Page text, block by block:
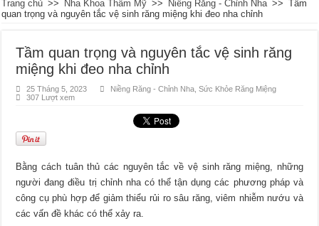
Trang chủ >> Nha Khoa Thẩm Mỹ >> Niềng Răng - Chỉnh Nha >> Tầm
quan trọng và nguyên tắc vệ sinh răng miệng khi đeo nha chỉnh
Tầm quan trọng và nguyên tắc vệ sinh răng
miệng khi đeo nha chỉnh
25 Tháng 5, 2023 Niềng Răng - Chỉnh Nha ,Sức Khỏe Răng Miệng
307 Lượt xem
Bằng cách tuân thủ các nguyên tắc về vệ sinh răng miệng, những
người đang điều trị chỉnh nha có thể tận dụng các phương pháp và
công cụ phù hợp để giảm thiểu rủi ro sâu răng, viêm nhiễm nướu và
các vấn đề khác có thể xảy ra.